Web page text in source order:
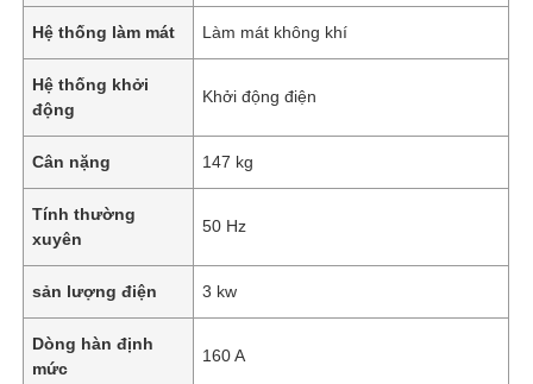
Hệ thống làm mát Làm mát không khí
Hệ thống khởi
động
Khởi động điện
Cân nặng 147 kg
Tính thường
xuyên
50 Hz
sản lượng điện 3 kw
Dòng hàn định
mức
160 A